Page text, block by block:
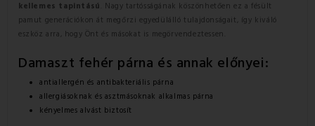
kellemes tapintású . Nagy tartósságának köszönhetően ez a fésült
pamut generációkon át megőrzi egyedülálló tulajdonságait, így kiváló
eszköz arra, hogy Önt és másokat is megörvendeztessen.
Damaszt fehér párna és annak előnyei:
antiallergén és antibakteriális párna
allergiásoknak és asztmásoknak alkalmas párna
kényelmes alvást biztosít